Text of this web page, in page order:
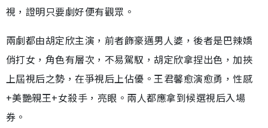
視，證明只要劇好便有觀眾。
兩劇都由胡定欣主演，前者飾豪邁男人婆，後者是巴辣嬌
俏打女，角色有層次，不易駕馭，胡定欣拿捏出色，加挾
上屆視后之勢，在爭視后上佔優。王君馨愈演愈勇，性感
+美艷親王+女殺手，亮眼。兩人都應拿到候選視后入場
券。